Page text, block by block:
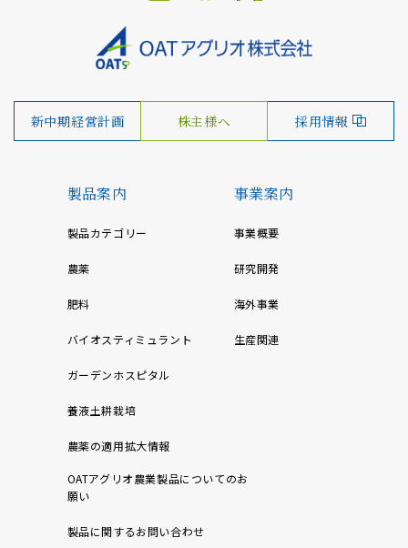
新中期経営計画 株主様へ 採用情報
製品案内
製品カテゴリー
農薬
肥料
バイオスティミュラント
ガーデンホスピタル
養液土耕栽培
農薬の適用拡大情報
OATアグリオ農業製品についてのお
願い
製品に関するお問い合わせ
事業案内
事業概要
研究開発
海外事業
生産関連